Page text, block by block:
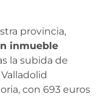
provincia,
inmueble
la subida de
con 693 euros